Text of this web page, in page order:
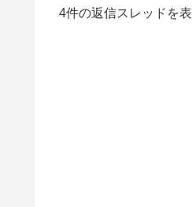
4件の返信スレッドを